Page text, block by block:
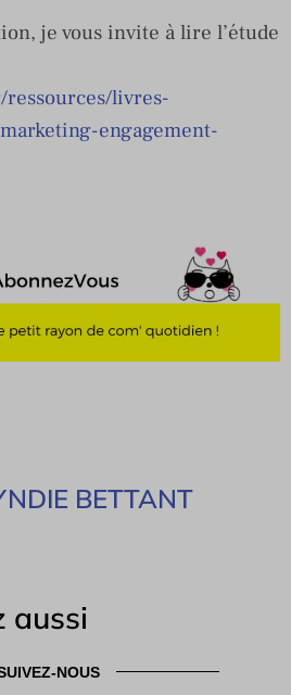
je vous invite à lire l’étude
livres-
engagement-
BETTANT
aussi
NOUS